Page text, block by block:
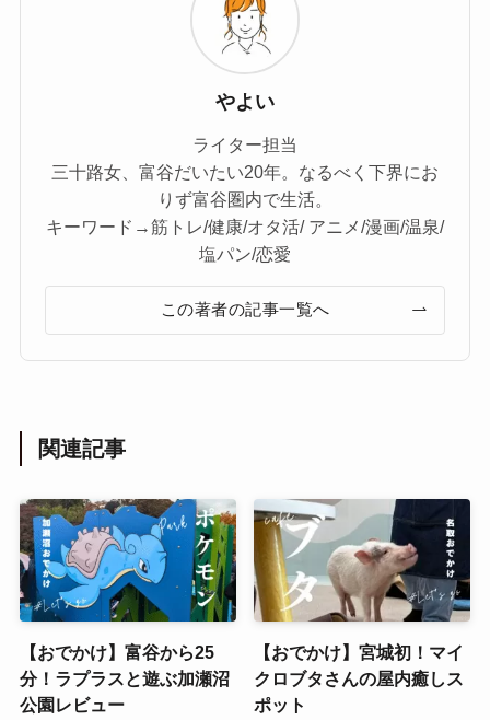
やよい
ライター担当
三十路女、富谷だいたい20年。なるべく下界にお
りず富谷圏内で生活。
キーワード→筋トレ/健康/オタ活/ アニメ/漫画/温泉/
塩パン/恋愛
この著者の記事一覧へ
関連記事
【おでかけ】富谷から25
分！ラプラスと遊ぶ加瀬沼
公園レビュー
【おでかけ】宮城初！マイ
クロブタさんの屋内癒しス
ポット